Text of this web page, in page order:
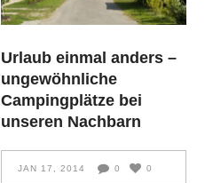
Urlaub einmal anders –
ungewöhnliche
Campingplätze bei
unseren Nachbarn
JAN 17, 2014 0 0